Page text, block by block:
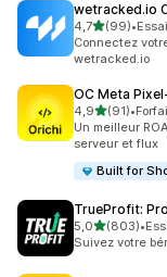
wetracked.io
4,7étoile(s) sur 5
(99)
99 avis au total
•
Connectez
wetracked.io
OC Meta
4,9étoile(s) sur
(91)
91 avis au total
•
Un meilleur
serveur et flux
Built for
TrueProfit:
5,0étoile(s) sur
(803)
803 avis au•
Suivez votre